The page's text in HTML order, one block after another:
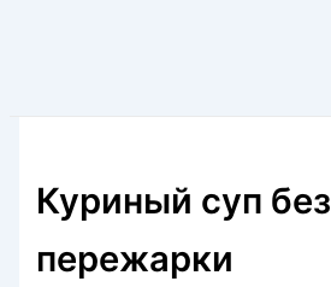
Куриный суп без
пережарки